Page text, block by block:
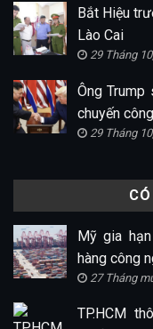
Bắt Hiệu
Lào Cai
29 Tháng
Ông
chuyến
29 Tháng
Mỹ gia
hàng công
27 Tháng
TP.HCM